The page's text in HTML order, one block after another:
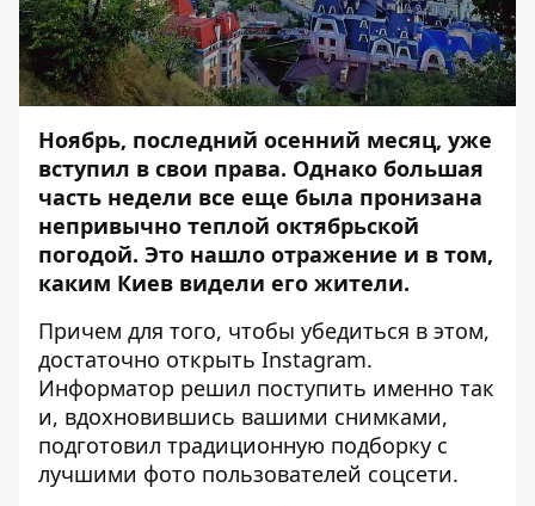
Ноябрь, последний осенний месяц, уже
вступил в свои права. Однако большая
часть недели все еще была пронизана
непривычно теплой октябрьской
погодой. Это нашло отражение и в том,
каким Киев видели его жители.
Причем для того, чтобы убедиться в этом,
достаточно открыть Instagram.
Информатор решил поступить именно так
и, вдохновившись вашими снимками,
подготовил традиционную подборку с
лучшими фото пользователей соцсети.